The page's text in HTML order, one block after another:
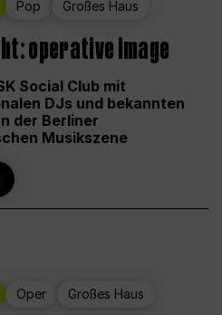
Pop Großes Haus
operative image
Social Club mit
DJs und bekannten
der Berliner
Musikszene
Oper Großes Haus